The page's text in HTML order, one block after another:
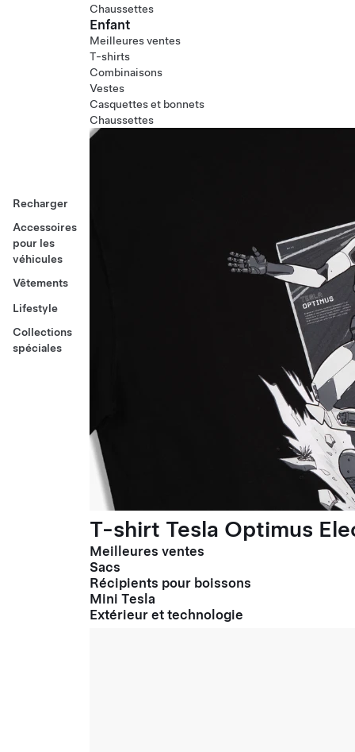
Recharger
Accessoires
pour les
véhicules
Vêtements
Lifestyle
Collections
spéciales
Chaussettes
Enfant
Meilleures ventes
T-shirts
Combinaisons
Vestes
Casquettes et bonnets
Chaussettes
T-shirt Tesla Optimus
Meilleures ventes
Sacs
Récipients pour boissons
Mini Tesla
Extérieur et technologie